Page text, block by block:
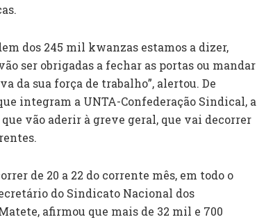
dos 245 mil kwanzas estamos a dizer,
ser obrigadas a fechar as portas ou mandar
da sua força de trabalho”, alertou. De
integram a UNTA-Confederação Sindical, a
vão aderir à greve geral, que vai decorrer
de 20 a 22 do corrente mês, em todo o
do Sindicato Nacional dos
afirmou que mais de 32 mil e 700